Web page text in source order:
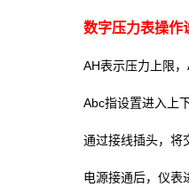
数字压力表操作
AH表示压力上限
Abc指设置进入上
通过接线插头，将
电源接通后，仪表